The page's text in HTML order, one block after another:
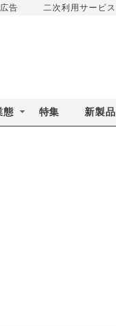
告 二次利用サービス
態 特集 新製品